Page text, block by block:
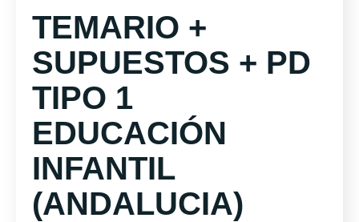
TEMARIO +
SUPUESTOS + PD
TIPO 1
EDUCACIÓN
INFANTIL
(ANDALUCIA)